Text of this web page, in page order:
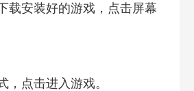
载安装好的游戏，点击屏幕
，点击进入游戏。